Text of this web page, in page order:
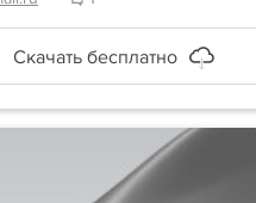
Скачать бесплатно